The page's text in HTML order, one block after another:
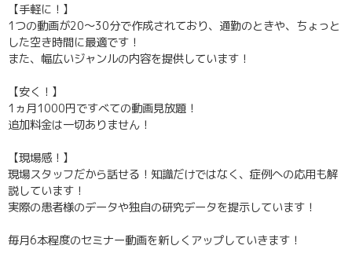
【手軽に！】
1つの動画が20～30分で作成されており、通勤のときや、ちょっと
した空き時間に最適です！
また、幅広いジャンルの内容を提供しています！
【安く！】
1ヵ月1000円ですべての動画見放題！
追加料金は一切ありません！
【現場感！】
現場スタッフだから話せる！知識だけではなく、症例への応用も解
説しています！
実際の患者様のデータや独自の研究データを提示しています！
毎月6本程度のセミナー動画を新しくアップしていきます！